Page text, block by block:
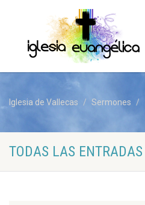
Iglesia de Vallecas Sermones
TODAS LAS